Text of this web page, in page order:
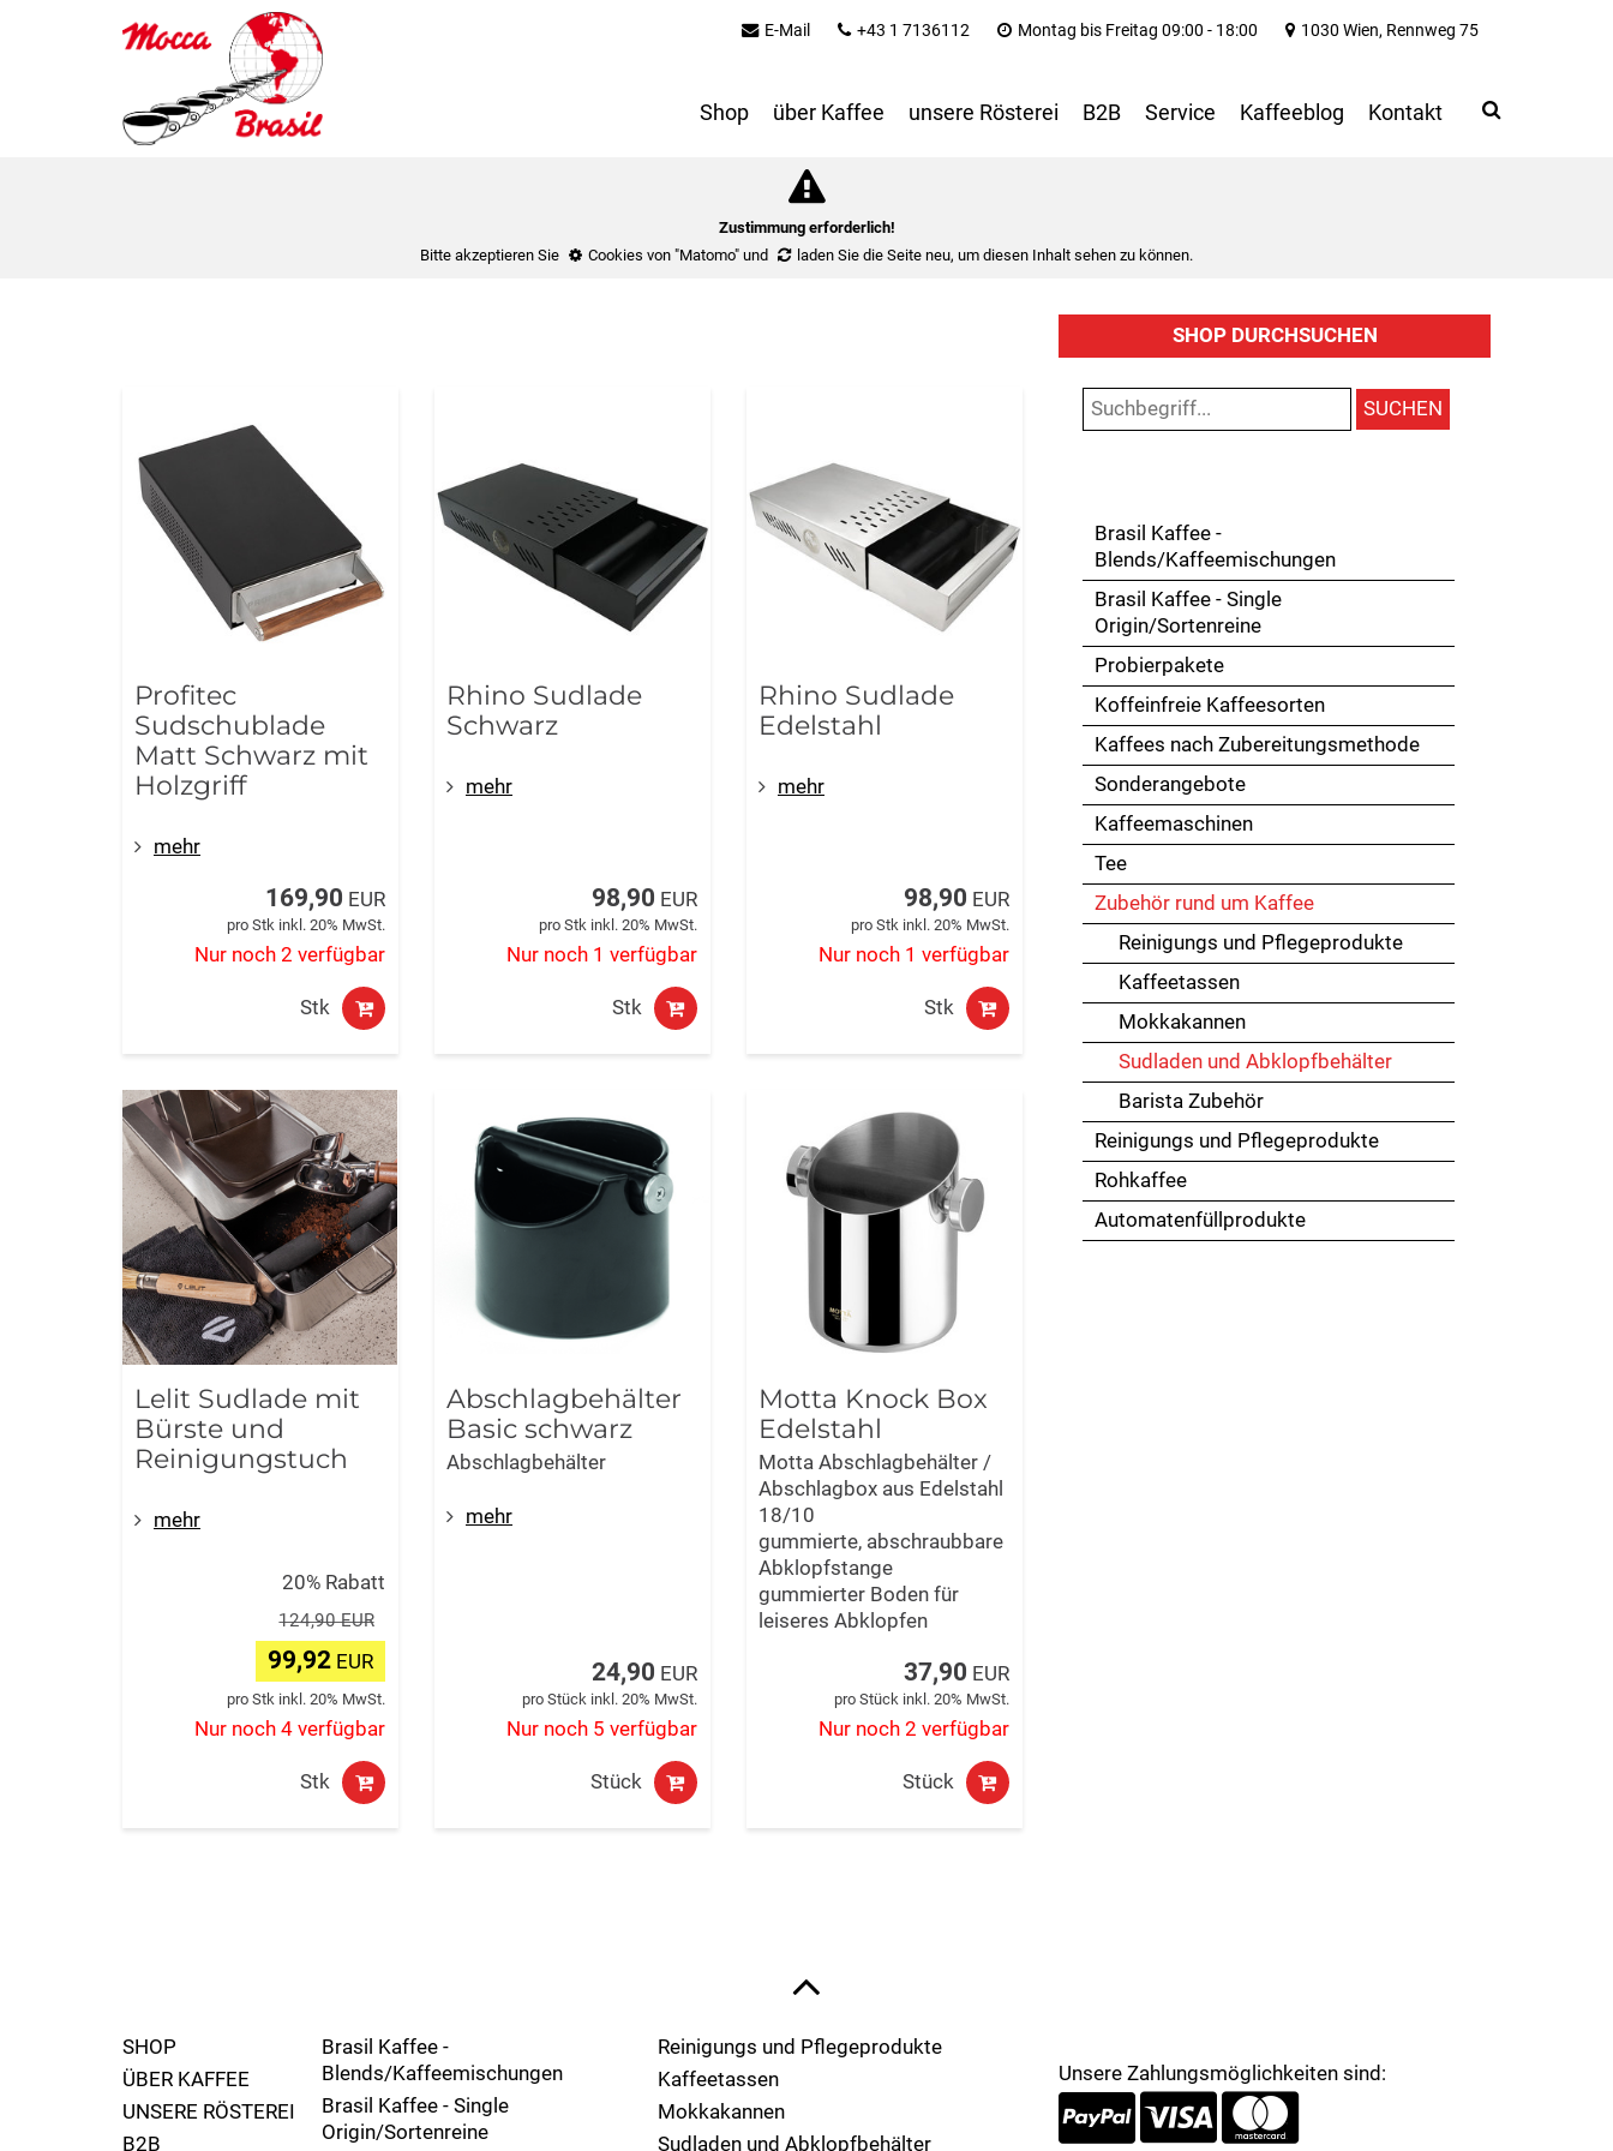
Zustimmung erforderlich!
Bitte akzeptieren Sie
Cookies von "Matomo" und laden Sie die Seite neu, um diesen Inhalt sehen zu können.
E-Mail +43 1 7136112 Montag bis Freitag 09:00 - 18:00 1030 Wien, Rennweg 75
Shop über Kaffee unsere Rösterei B2B Service Kaffeeblog Kontakt Search
Profitec
Sudschublade
Matt Schwarz mit
Holzgriff
mehr
169,90 EUR
pro Stk inkl. 20% MwSt.
Nur noch 2 verfügbar
Stk
Rhino Sudlade
Schwarz
mehr
98,90 EUR
pro Stk inkl. 20% MwSt.
Nur noch 1 verfügbar
Stk
Rhino Sudlade
Edelstahl
mehr
98,90 EUR
pro Stk inkl. 20% MwSt.
Nur noch 1 verfügbar
Stk
Lelit Sudlade mit
Bürste und
Reinigungstuch
mehr
20% Rabatt
124,90 EUR
99,92 EUR
pro Stk inkl. 20% MwSt.
Nur noch 4 verfügbar
Stk
Abschlagbehälter
Basic schwarz
Abschlagbehälter
mehr
24,90 EUR
pro Stück inkl. 20% MwSt.
Nur noch 5 verfügbar
Stück
Motta Knock Box
Edelstahl
Motta Abschlagbehälter /
Abschlagbox aus Edelstahl
18/10
gummierte, abschraubbare
Abklopfstange
gummierter Boden für
leiseres Abklopfen
37,90 EUR
pro Stück inkl. 20% MwSt.
Nur noch 2 verfügbar
Stück
SHOP DURCHSUCHEN
SUCHEN
Brasil Kaffee -
Blends/Kaffeemischungen
Brasil Kaffee - Single
Origin/Sortenreine
Probierpakete
Koffeinfreie Kaffeesorten
Kaffees nach Zubereitungsmethode
Sonderangebote
Kaffeemaschinen
Tee
Zubehör rund um Kaffee
Reinigungs und Pflegeprodukte
Kaffeetassen
Mokkakannen
Sudladen und Abklopfbehälter
Barista Zubehör
Reinigungs und Pflegeprodukte
Rohkaffee
Automatenfüllprodukte
SHOP
Brasil Kaffee -
Blends/Kaffeemischungen
Brasil Kaffee - Single
Origin/Sortenreine
Reinigungs und Pflegeprodukte
Kaffeetassen
Mokkakannen
Sudladen und Abklopfbehälter
ÜBER KAFFEE
UNSERE RÖSTEREI
B2B
Unsere Zahlungsmöglichkeiten sind: